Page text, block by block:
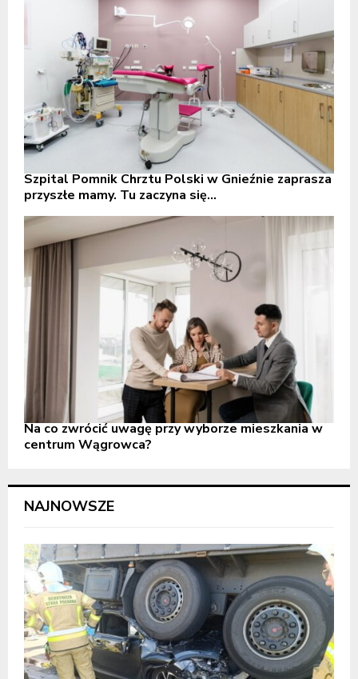
Szpital Pomnik Chrztu Polski w Gnieźnie zaprasza
przyszłe mamy. Tu zaczyna się...
Na co zwrócić uwagę przy wyborze mieszkania w
centrum Wągrowca?
NAJNOWSZE